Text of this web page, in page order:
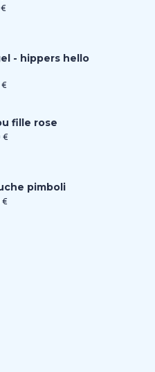
€
- hippers hello
€
fille rose
€
pimboli
€